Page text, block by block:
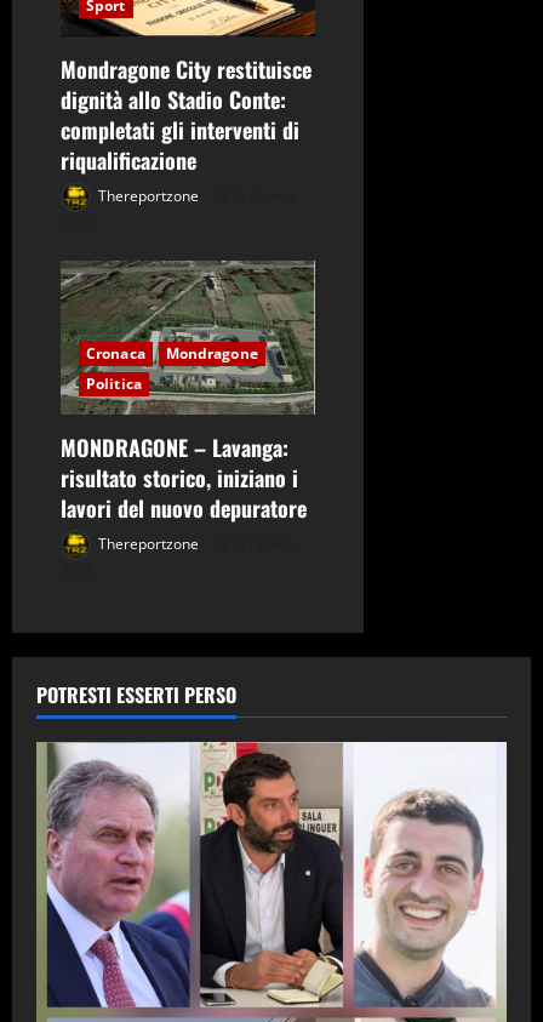
Sport
Mondragone City restituisce
dignità allo Stadio Conte:
completati gli interventi di
riqualificazione
Thereportzone
Cronaca
Mondragone
Politica
MONDRAGONE – Lavanga:
risultato storico, iniziano i
lavori del nuovo depuratore
Thereportzone
POTRESTI ESSERTI PERSO